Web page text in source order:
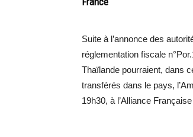
Suite à l’annonce des
réglementation fiscale
Thaïlande pourraient, dans
transférés dans le pays,
19h30, à l’Alliance